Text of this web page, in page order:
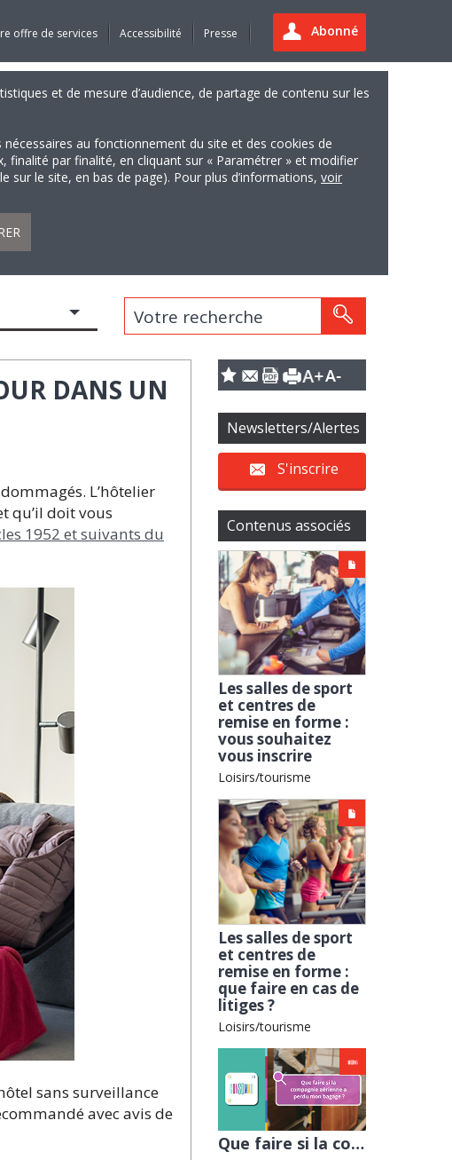
Abonné
offre de services Accessibilité Presse
et de mesure d’audience, de partage de contenu sur les
au fonctionnement du site et des cookies de
finalité par finalité, en cliquant sur « Paramétrer » et modifier
le site, en bas de page). Pour plus d’informations, voir
Votre recherche
DANS UN
L’hôtelier
qu’il doit vous
1952 et suivants du
sans surveillance
avec avis de
Newsletters/Alertes
S'inscrire
Contenus associés
Les salles de sport
et centres de
remise en forme :
vous souhaitez
vous inscrire
Loisirs/tourisme
Les salles de sport
et centres de
remise en forme :
que faire en cas de
litiges ?
Loisirs/tourisme
Que faire si la compagnie aérienne a perdu mon bagage ? avec l'ADEIC